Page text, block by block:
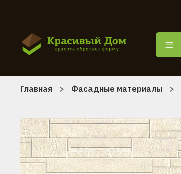
Главная Фасадные материалы